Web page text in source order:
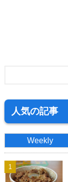
人気の記事
Weekly